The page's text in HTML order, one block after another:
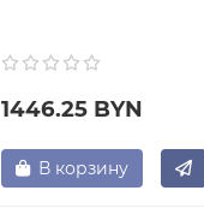
1446.25 BYN
В корзину